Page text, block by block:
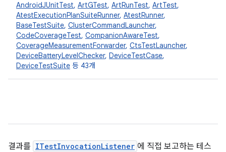
AndroidJUnitTest, ArtGTest, ArtRunTest, ArtTest,
AtestExecutionPlanSuiteRunner, AtestRunner,
BaseTestSuite, ClusterCommandLauncher,
CodeCoverageTest, CompanionAwareTest,
CoverageMeasurementForwarder, CtsTestLauncher,
DeviceBatteryLevelChecker, DeviceTestCase,
DeviceTestSuite 등 43개
결과를 ITestInvocationListener 에 직접 보고하는 테스